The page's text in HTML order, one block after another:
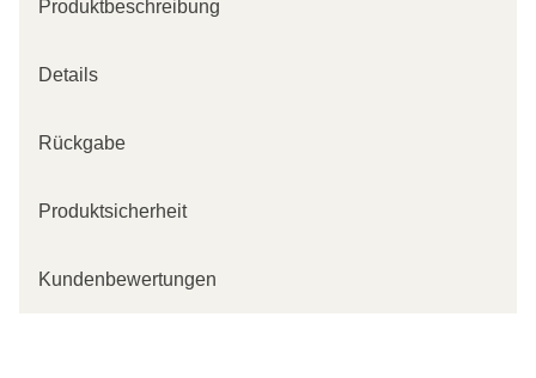
Produktbeschreibung
Details
Rückgabe
Produktsicherheit
Kundenbewertungen